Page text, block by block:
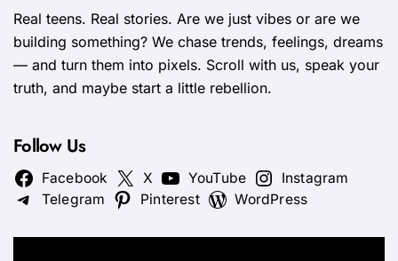
Real teens. Real stories. Are we just vibes or are we
building something? We chase trends, feelings, dreams
— and turn them into pixels. Scroll with us, speak your
truth, and maybe start a little rebellion.
Follow Us
Facebook X YouTube
Instagram
Telegram
Pinterest WordPress